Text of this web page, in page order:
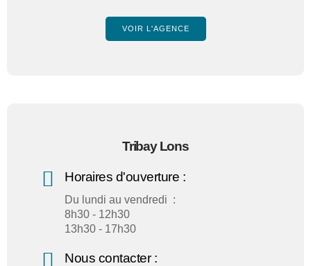
VOIR L'AGENCE
Tribay Lons
Horaires d'ouverture :
Du lundi au vendredi :
8h30 - 12h30
13h30 - 17h30
Nous contacter :